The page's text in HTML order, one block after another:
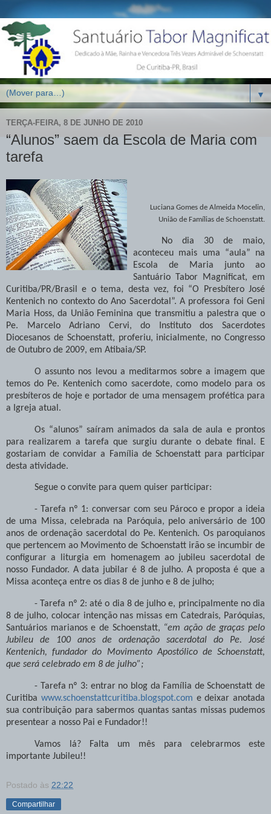
▼
TERÇA-FEIRA, 8 DE JUNHO DE 2010
“Alunos” saem da Escola de Maria com
tarefa
Luciana Gomes de Almeida Mocelin,
União de Famílias de Schoenstatt.
No dia 30 de maio,
aconteceu mais uma “aula” na
Escola de Maria junto ao
Santuário Tabor Magnificat, em
Curitiba/PR/Brasil e o tema, desta vez, foi “O Presbítero José
Kentenich no contexto do Ano Sacerdotal”. A professora foi Geni
Maria Hoss, da União Feminina que transmitiu a palestra que o
Pe. Marcelo Adriano Cervi, do Instituto dos Sacerdotes
Diocesanos de Schoenstatt, proferiu, inicialmente, no Congresso
de Outubro de 2009, em Atibaia/SP.
O assunto nos levou a meditarmos sobre a imagem que
temos do Pe. Kentenich como sacerdote, como modelo para os
presbíteros de hoje e portador de uma mensagem profética para
a Igreja atual.
Os “alunos” saíram animados da sala de aula e prontos
para realizarem a tarefa que surgiu durante o debate final. E
gostariam de convidar a Família de Schoenstatt para participar
desta atividade.
Segue o convite para quem quiser participar:
- Tarefa nº 1: conversar com seu Pároco e propor a ideia
de uma Missa, celebrada na Paróquia, pelo aniversário de 100
anos de ordenação sacerdotal do Pe. Kentenich. Os paroquianos
que pertencem ao Movimento de Schoenstatt irão se incumbir de
configurar a liturgia em homenagem ao jubileu sacerdotal de
nosso Fundador. A data jubilar é 8 de julho. A proposta é que a
Missa aconteça entre os dias 8 de junho e 8 de julho;
- Tarefa nº 2: até o dia 8 de julho e, principalmente no dia
8 de julho, colocar intenção nas missas em Catedrais, Paróquias,
Santuários marianos e de Schoenstatt, “em ação de graças pelo
Jubileu de 100 anos de ordenação sacerdotal do Pe. José
Kentenich, fundador do Movimento Apostólico de Schoenstatt,
que será celebrado em 8 de julho”;
- Tarefa nº 3: entrar no blog da Família de Schoenstatt de
Curitiba www.schoenstattcuritiba.blogspot.com e deixar anotada
sua contribuição para sabermos quantas santas missas pudemos
presentear a nosso Pai e Fundador!!
Vamos lá? Falta um mês para celebrarmos este
importante Jubileu!!
Postado às 22:22
Compartilhar